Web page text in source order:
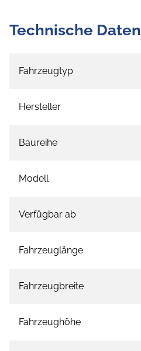
Technische Daten
Fahrzeugtyp
Hersteller
Baureihe
Modell
Verfügbar ab
Fahrzeuglänge
Fahrzeugbreite
Fahrzeughöhe